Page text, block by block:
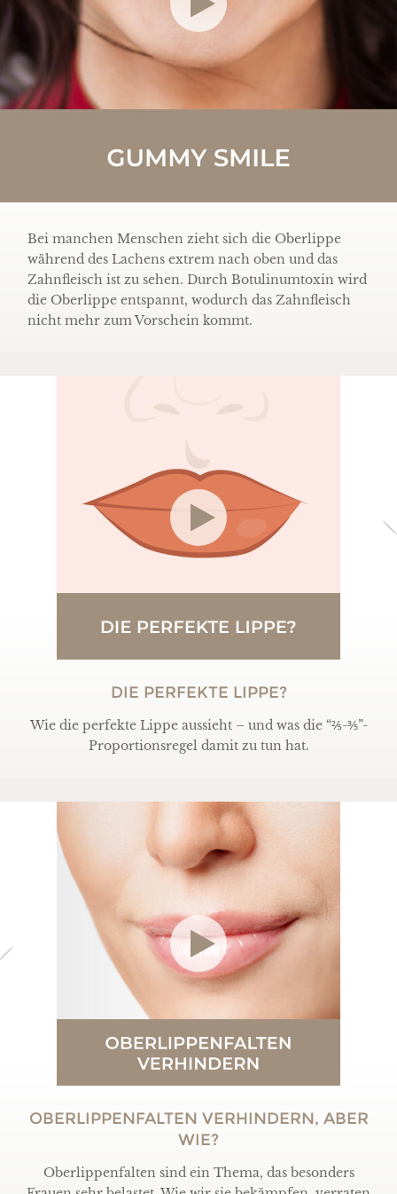
Bei manchen Menschen zieht sich die Oberlippe
während des Lachens extrem nach oben und das
Zahnfleisch ist zu sehen. Durch Botulinumtoxin wird
die Oberlippe entspannt, wodurch das Zahnfleisch
nicht mehr zum Vorschein kommt.
DIE PERFEKTE LIPPE?
Wie die perfekte Lippe aussieht – und was die “⅖-⅗”-
Proportionsregel damit zu tun hat.
OBERLIPPENFALTEN VERHINDERN, ABER
WIE?
Oberlippenfalten sind ein Thema, das besonders